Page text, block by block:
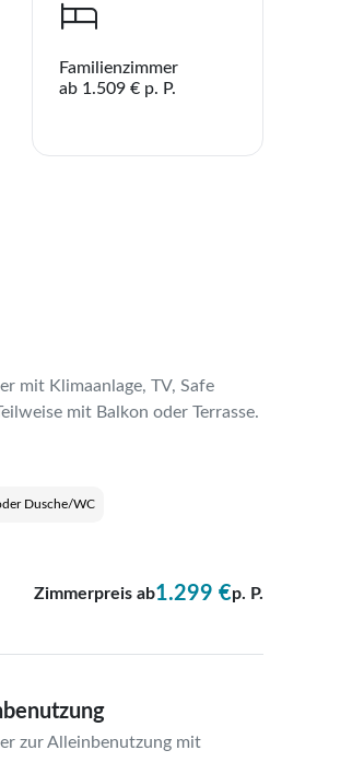
Familienzimmer
ab 1.509 € p. P.
mit Klimaanlage, TV, Safe
mit Balkon oder Terrasse.
Dusche/WC
Zimmerpreis ab1.299 €p. P.
zur Alleinbenutzung mit